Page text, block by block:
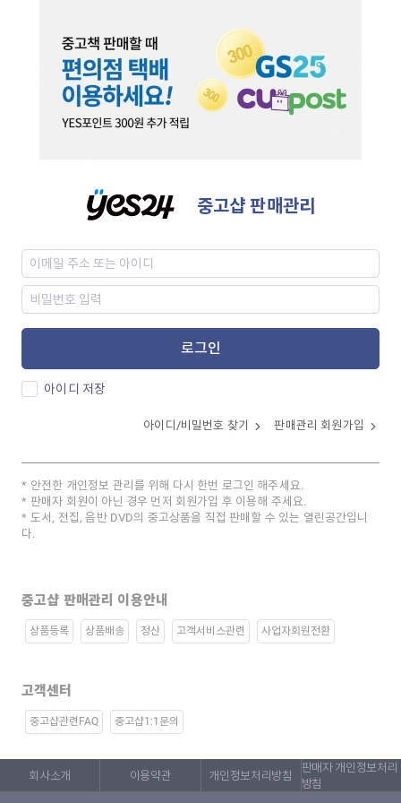
중고샵 판매관리
로그인
아이디 저장
아이디/비밀번호 찾기 판매관리 회원가입
안전한 개인정보 관리를 위해 다시 한번 로그인 해주세요.
판매자 회원이 아닌 경우 먼저 회원가입 후 이용해 주세요.
도서, 전집, 음반 DVD의 중고상품을 직접 판매할 수 있는 열린공간입니
다.
중고샵 판매관리 이용안내
상품등록 상품배송 정산 고객서비스관련 사업자회원전환
고객센터
중고샵관련FAQ 중고샵1:1문의
회사소개 이용약관 개인정보처리방침
판매자 개인정보처리
방침